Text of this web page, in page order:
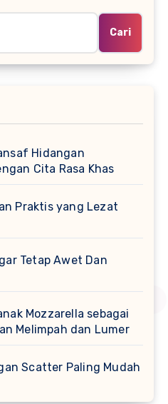
Cari
Hidangan
Cita Rasa Khas
Praktis yang Lezat
Tetap Awet Dan
Mozzarella sebagai
Melimpah dan Lumer
Scatter Paling Mudah